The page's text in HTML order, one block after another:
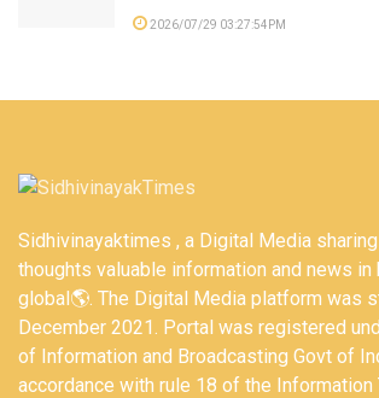
2026/07/29 03:27:54PM
Sidhivinayaktimes , a Digital Media
thoughts valuable information and news in
global🌎. The Digital Media platform was
December 2021. Portal was registered
of Information and Broadcasting Govt of
accordance with rule 18 of the Information